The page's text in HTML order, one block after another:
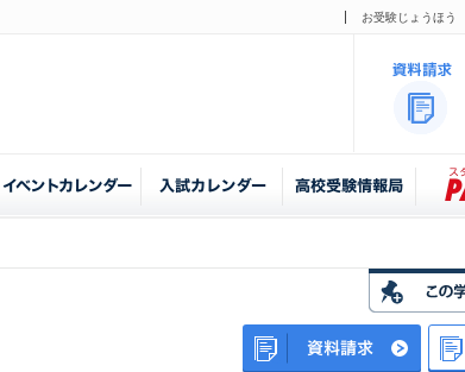
お受験じょうほう